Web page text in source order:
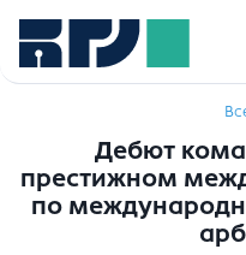
Дебют
престижном
по